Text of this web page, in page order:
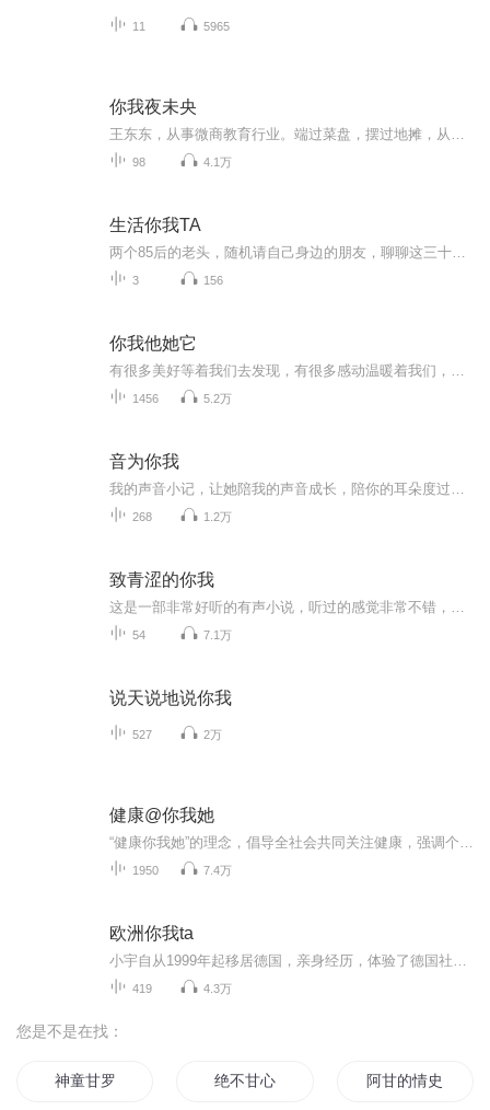
11 5965
你我夜未央
98 4.1万
生活你我TA
3 156
你我他她它
1456 5.2万
音为你我
268 1.2万
致青涩的你我
54 7.1万
说天说地说你我
527 2万
健康@你我她
1950 7.4万
欧洲你我ta
419 4.3万
您是不是在找：
神童甘罗 绝不甘心 阿甘的情史